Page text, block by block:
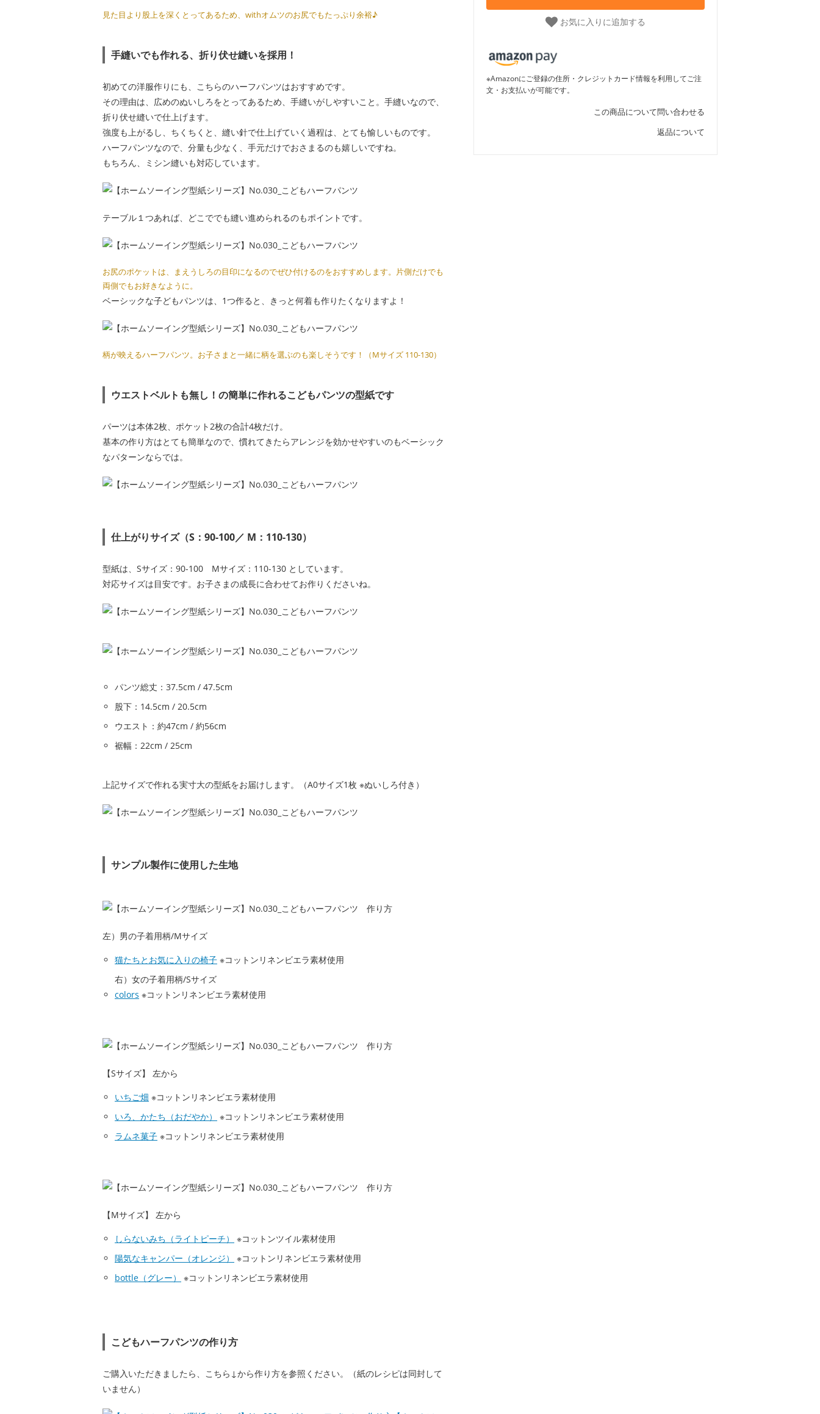
お気に入りに追加する
※Amazonにご登録の住所・クレジットカード情報を利用してご注
文・お支払いが可能です。
この商品について問い合わせる
返品について
見た目より股上を深くとってあるため、withオムツのお尻でもたっぷり余裕♪
手縫いでも作れる、折り伏せ縫いを採用！
初めての洋服作りにも、こちらのハーフパンツはおすすめです。
その理由は、広めのぬいしろをとってあるため、手縫いがしやすいこと。手縫いなので、
折り伏せ縫いで仕上げます。
強度も上がるし、ちくちくと、縫い針で仕上げていく過程は、とても愉しいものです。
ハーフパンツなので、分量も少なく、手元だけでおさまるのも嬉しいですね。
もちろん、ミシン縫いも対応しています。
テーブル１つあれば、どこででも縫い進められるのもポイントです。
お尻のポケットは、まえうしろの目印になるのでぜひ付けるのをおすすめします。片側だけでも
両側でもお好きなように。
ベーシックな子どもパンツは、1つ作ると、きっと何着も作りたくなりますよ！
柄が映えるハーフパンツ。お子さまと一緒に柄を選ぶのも楽しそうです！（Mサイズ 110-130）
ウエストベルトも無し！の簡単に作れるこどもパンツの型紙です
パーツは本体2枚、ポケット2枚の合計4枚だけ。
基本の作り方はとても簡単なので、慣れてきたらアレンジを効かせやすいのもベーシック
なパターンならでは。
仕上がりサイズ（S：90-100／ M：110-130）
型紙は、Sサイズ：90-100 Mサイズ：110-130 としています。
対応サイズは目安です。お子さまの成長に合わせてお作りくださいね。
パンツ総丈：37.5cm / 47.5cm
股下：14.5cm / 20.5cm
ウエスト：約47cm / 約56cm
裾幅：22cm / 25cm
上記サイズで作れる実寸大の型紙をお届けします。（A0サイズ1枚 ※ぬいしろ付き）
サンプル製作に使用した生地
左）男の子着用柄/Mサイズ
猫たちとお気に入りの椅子 ※コットンリネンビエラ素材使用
右）女の子着用柄/Sサイズ
colors ※コットンリネンビエラ素材使用
【Sサイズ】 左から
いちご畑 ※コットンリネンビエラ素材使用
いろ、かたち（おだやか）
※コットンリネンビエラ素材使用
ラムネ菓子 ※コットンリネンビエラ素材使用
【Mサイズ】 左から
しらないみち（ライトピーチ）
※コットンツイル素材使用
陽気なキャンパー（オレンジ）
※コットンリネンビエラ素材使用
bottle（グレー）
※コットンリネンビエラ素材使用
こどもハーフパンツの作り方
ご購入いただきましたら、こちら↓から作り方を参照ください。（紙のレシピは同封して
いません）